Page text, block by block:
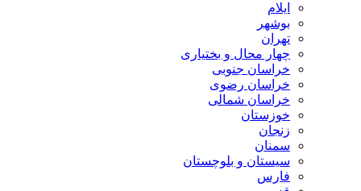
ایلام
بوشهر
تهران
چهار محال و بختیاری
خراسان جنوبی
خراسان رضوی
خراسان شمالی
خوزستان
زنجان
سمنان
سیستان و بلوچستان
فارس